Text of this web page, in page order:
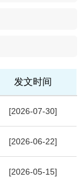
发文时间
[2026-07-30]
[2026-06-22]
[2026-05-15]